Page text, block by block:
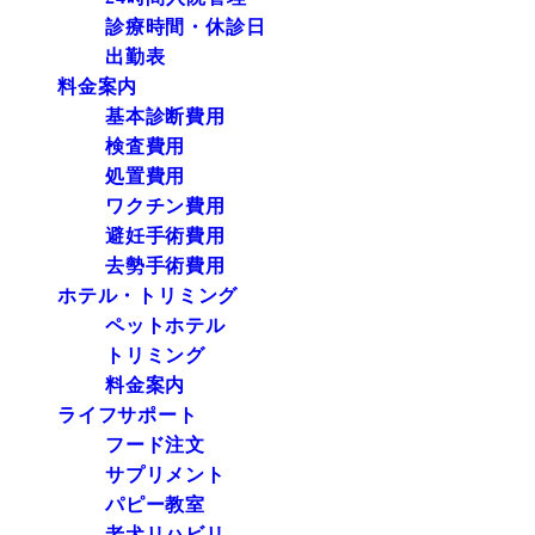
診療時間・休診日
出勤表
料金案内
基本診断費用
検査費用
処置費用
ワクチン費用
避妊手術費用
去勢手術費用
ホテル・トリミング
ペットホテル
トリミング
料金案内
ライフサポート
フード注文
サプリメント
パピー教室